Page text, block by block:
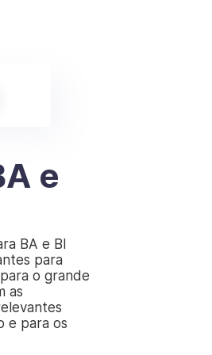
e
BA e BI
para
o grande
as
e para os